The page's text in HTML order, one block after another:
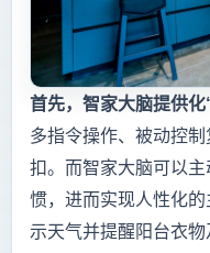
首先，智家大脑提供化
多指令操作、被动控
扣。而智家大脑可以
惯，进而实现人性化
示天气并提醒阳台衣